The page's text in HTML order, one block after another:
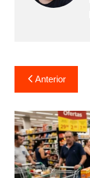
Navegação
de
Post
Anterior